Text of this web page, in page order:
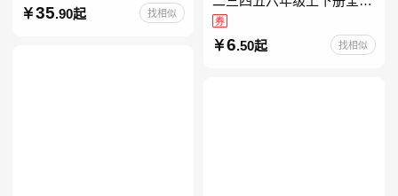
35.90起 找相似
人教版读读童谣和儿歌小鲤
鱼跳龙门和大人一起读中国
古代寓言安徒生童话学生阅
券
6.50起 找相似